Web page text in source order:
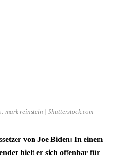
mark reinstein | Shutterstock.com
von Joe Biden: In einem
hielt er sich offenbar für